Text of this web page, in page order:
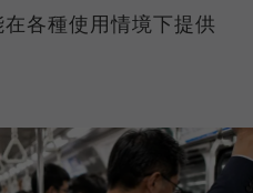
各種使用情境下提供